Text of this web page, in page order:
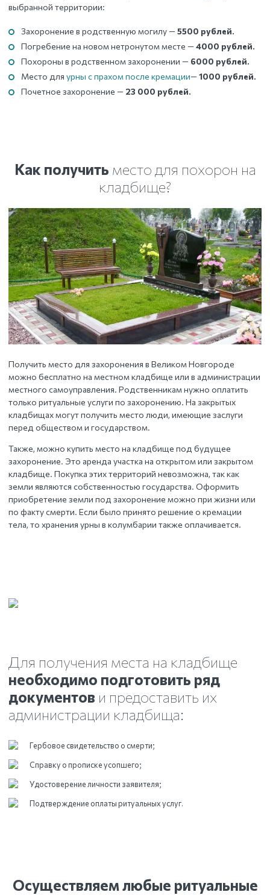
выбранной территории:
Захоронение в родственную могилу —5500 рублей.
Погребение на новом нетронутом месте —4000 рублей.
Похороны в родственном захоронении — 6000 рублей.
Место для урны с прахом после кремации—1000 рублей.
Почетное захоронение — 23 000 рублей.
Как получить место для похорон на
кладбище?
Получить место для захоронения в Великом Новгороде
можно бесплатно на местном кладбище или в администрации
местного самоуправления. Родственникам нужно оплатить
только ритуальные услуги по захоронению. На закрытых
кладбищах могут получить место люди, имеющие заслуги
перед обществом и государством.
Также, можно купить место на кладбище под будущее
захоронение. Это аренда участка на открытом или закрытом
кладбище. Покупка этих территорий невозможна, так как
земли являются собственностью государства. Оформить
приобретение земли под захоронение можно при жизни или
по факту смерти. Если было принято решение о кремации
тела, то хранения урны в колумбарии также оплачивается.
Для получения места на кладбище
необходимо подготовить ряд
документов и предоставить их
администрации кладбища:
Гербовое свидетельство о смерти;
Справку о прописке усопшего;
Удостоверение личности заявителя;
Подтверждение оплаты ритуальных услуг.
Осуществляем любые ритуальные